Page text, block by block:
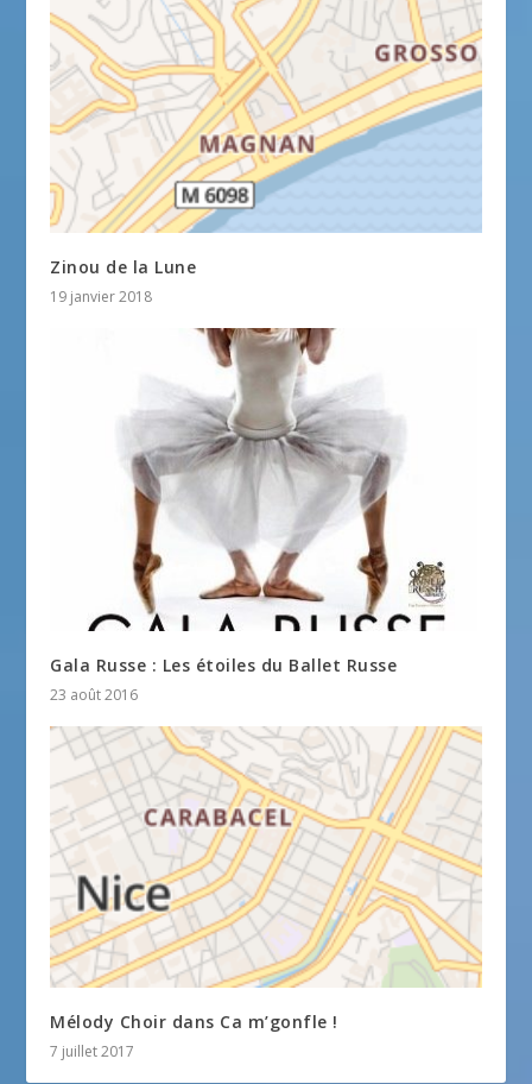
Zinou de la Lune
19 janvier 2018
Gala Russe : Les étoiles du Ballet Russe
23 août 2016
Mélody Choir dans Ca m’gonfle !
7 juillet 2017